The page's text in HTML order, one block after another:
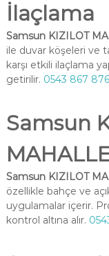
İlaçlama
Samsun KIZILOT
ile duvar köşeleri ve
karşı etkili ilaçlama
getirilir. 0543 867
Samsun
Samsun KIZILOT
özellikle bahçe ve
uygulamalar içerir.
kontrol altına alır.